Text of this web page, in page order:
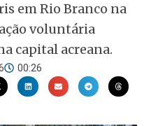
em Rio Branco na
voluntária
capital acreana.
00:26